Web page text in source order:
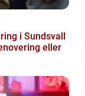
i Sundsvall
eller